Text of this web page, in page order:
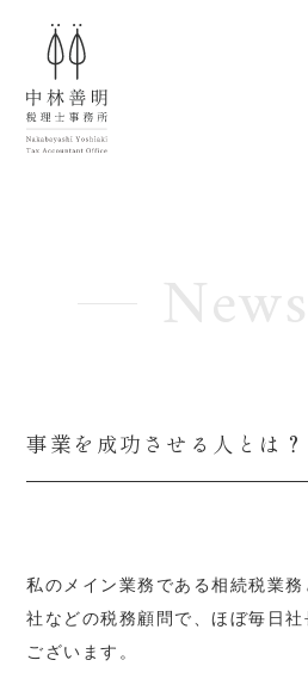
事業を成功させる人とは？
私のメイン業務である相続税業
社などの税務顧問で、ほぼ毎日
ございます。